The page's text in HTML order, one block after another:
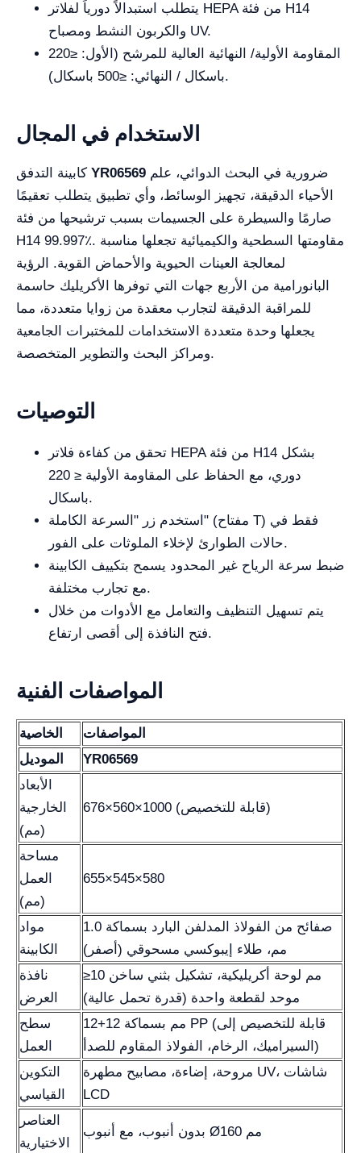
يتطلب استبدالاً دورياً لفلاتر HEPA من فئة H14
والكربون النشط ومصباح UV.
المقاومة الأولية/ النهائية العالية للمرشح (الأول: ≤220
باسكال / النهائي: ≤500 باسكال).
الاستخدام في المجال
YR06569
الأحياء الدقيقة، تجهيز الوسائط، وأي تطبيق يتطلب تعقيمًا
صارمًا والسيطرة على الجسيمات بسبب ترشيحها من فئة
H14 99.997٪. مقاومتها السطحية والكيميائية تجعلها مناسبة
لمعالجة العينات الحيوية والأحماض القوية. الرؤية
البانورامية من الأربع جهات التي توفرها الأكريليك حاسمة
للمراقبة الدقيقة لتجارب معقدة من زوايا متعددة، مما
يجعلها وحدة متعددة الاستخدامات للمختبرات الجامعية
ومراكز البحث والتطوير المتخصصة.
التوصيات
تحقق من كفاءة فلاتر HEPA من فئة H14 بشكل
دوري، مع الحفاظ على المقاومة الأولية ≤ 220
باسكال.
استخدم زر "السرعة الكاملة" (مفتاح T) فقط في
حالات الطوارئ لإخلاء الملوثات على الفور.
ضبط سرعة الرياح غير المحدود يسمح بتكييف الكابينة
مع تجارب مختلفة.
يتم تسهيل التنظيف والتعامل مع الأدوات من خلال
فتح النافذة إلى أقصى ارتفاع.
المواصفات الفنية
الخاصية
المواصفات
الموديل
YR06569
الأبعاد
الخارجية
(مم)
676×560×1000 (قابلة للتخصيص)
مساحة
العمل
(مم)
655×545×580
مواد
الكابينة
صفائح من الفولاذ المدلفن البارد بسماكة 1.0
مم، طلاء إيبوكسي مسحوقي (أصفر)
نافذة
العرض
≥10 مم لوحة أكريليكية، تشكيل بثني ساخن
موحد لقطعة واحدة (قدرة تحمل عالية)
سطح
العمل
12+12 مم بسماكة PP (قابلة للتخصيص إلى
السيراميك، الرخام، الفولاذ المقاوم للصدأ)
التكوين
القياسي
مروحة، إضاءة، مصابيح مطهرة UV، شاشات
LCD
العناصر
الاختيارية
بدون أنبوب، مع أنبوب Ø160 مم